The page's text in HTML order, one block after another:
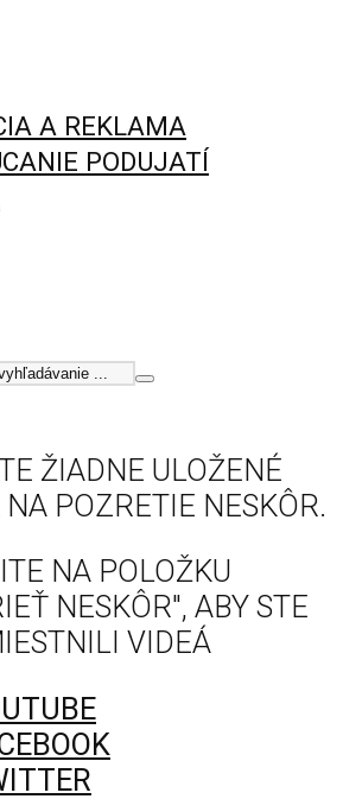
A REKLAMA
PODUJATÍ
ŽIADNE ULOŽENÉ
POZRETIE NESKÔR.
NA POLOŽKU
NESKÔR", ABY STE
VIDEÁ